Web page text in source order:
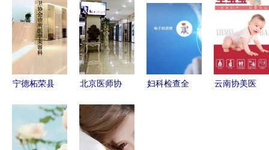
型正规整形
医院实力分
析
价与月经期
间同房的健
康分析
力健康
医授牌仪式
圆满举行
协美医院荣
膺殊荣
宁德柘荣县
南 协美医
院专家团队
北京医师协
专家会诊中
心正式落户
妇科检查全
云南协美医